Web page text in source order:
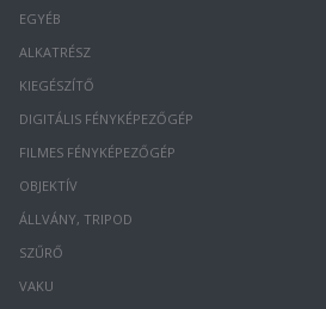
EGYÉB
ALKATRÉSZ
KIEGÉSZÍTŐ
DIGITÁLIS FÉNYKÉPEZŐGÉP
FILMES FÉNYKÉPEZŐGÉP
OBJEKTÍV
ÁLLVÁNY, TRIPOD
SZŰRŐ
VAKU